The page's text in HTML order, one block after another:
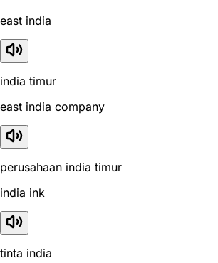
east india
india timur
east india company
perusahaan india timur
india ink
tinta india